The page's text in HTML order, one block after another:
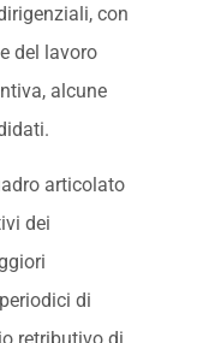
con
del lavoro
alcune
articolato
dei
di